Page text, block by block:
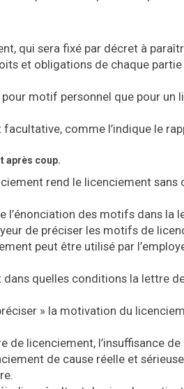
qui sera fixé par décret à
et obligations de chaque partie
motif personnel que pour un
comme l’indique le
après coup.
rend le licenciement sans
l’énonciation des motifs dans la
de préciser les motifs de
peut être utilisé par
quelles conditions la lettre
» la motivation du
de licenciement, l’insuffisance
de cause réelle et